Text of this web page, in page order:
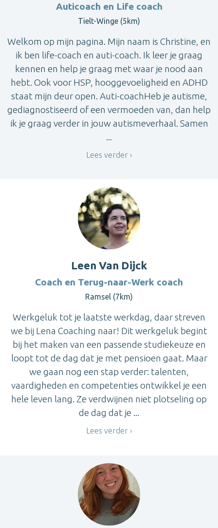
Auticoach en Life coach
Tielt-Winge (5km)
Welkom op mijn pagina. Mijn naam is Christine, en
ik ben life-coach en auti-coach. Ik leer je graag
kennen en help je graag met waar je nood aan
hebt. Ook voor HSP, hooggevoeligheid en ADHD
staat mijn deur open. Auti-coachHeb je autisme,
gediagnostiseerd of een vermoeden van, dan help
ik je graag verder in jouw autismeverhaal. Samen
...
Lees verder
Leen Van Dijck
Coach en Terug-naar-Werk coach
Ramsel (7km)
Werkgeluk tot je laatste werkdag, daar streven
we bij Lena Coaching naar! Dit werkgeluk begint
bij het maken van een passende studiekeuze en
loopt tot de dag dat je met pensioen gaat. Maar
we gaan nog een stap verder: talenten,
vaardigheden en competenties ontwikkel je een
hele leven lang. Ze verdwijnen niet plotseling op
de dag dat je ...
Lees verder